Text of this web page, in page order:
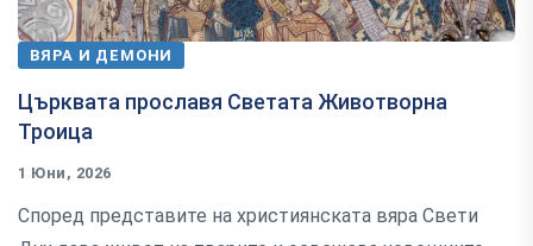
ВЯРА И ДЕМОНИ
Църквата прославя Светата Животворна
Троица
1 Юни, 2026
Според представите на християнската вяра Свети